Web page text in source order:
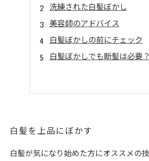
洗練された白髪ぼかし
美容師のアドバイス
白髪ぼかしの前にチェック
白髪ぼかしでも断髪は必要？
白髪を上品にぼかす
白髪が気になり始めた方にオススメの